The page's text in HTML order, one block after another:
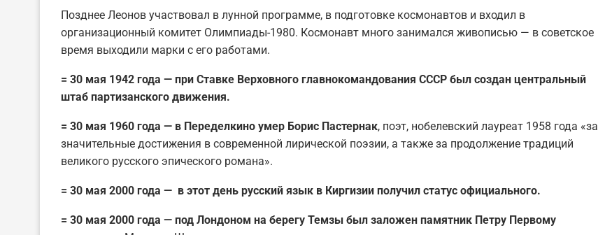
Позднее Леонов участвовал в лунной программе, в подготовке космонавтов и входил в
организационный комитет Олимпиады-1980. Космонавт много занимался живописью — в советское
время выходили марки с его работами.
= 30 мая 1942 года — при Ставке Верховного главнокомандования СССР был создан центральный
штаб партизанского движения.
= 30 мая 1960 года — в Переделкино умер Борис Пастернак, поэт, нобелевский лауреат 1958 года «за
значительные достижения в современной лирической поэзии, а также за продолжение традиций
великого русского эпического романа».
= 30 мая 2000 года — в этот день русский язык в Киргизии получил статус официального.
= 30 мая 2000 года — под Лондоном на берегу Темзы был заложен памятник Петру Первому